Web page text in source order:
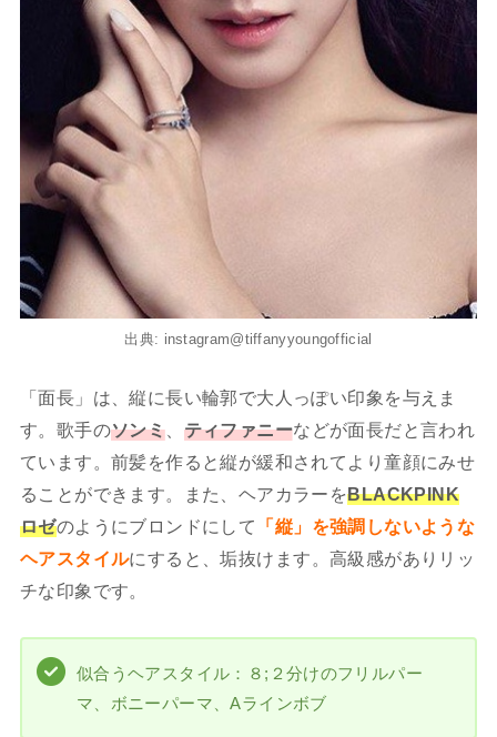
出典: instagram@tiffanyyoungofficial
「面長」は、縦に長い輪郭で大人っぽい印象を与えま
す。歌手のソンミ ティファニーなどが面長だと言われ
ています。前髪を作ると縦が緩和されてより童顔にみせ
ることができます。また、ヘアカラーをBLACKPINK
ロゼのようにブロンドにして
「縦」を強調しないような
ヘアスタイルにすると、垢抜けます。高級感がありリッ
チな印象です。
似合うヘアスタイル：８;２分けのフリルパー
マ、ボニーパーマ、Aラインボブ